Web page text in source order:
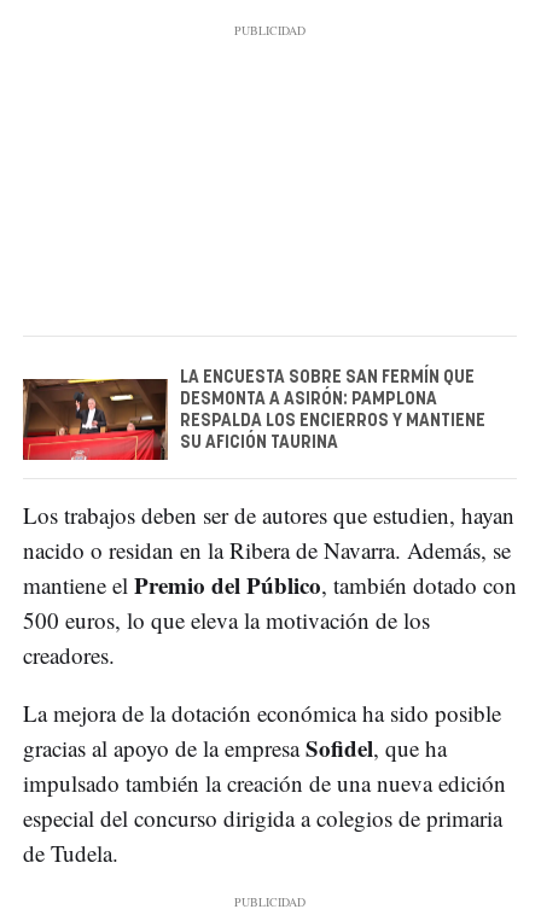
LA ENCUESTA SOBRE SAN FERMÍN QUE
DESMONTA A ASIRÓN: PAMPLONA
RESPALDA LOS ENCIERROS Y MANTIENE
SU AFICIÓN TAURINA
Los trabajos deben ser de autores que estudien, hayan
nacido o residan en la Ribera de Navarra. Además, se
mantiene el Premio del Público, también dotado con
500 euros, lo que eleva la motivación de los
creadores.
La mejora de la dotación económica ha sido posible
gracias al apoyo de la empresaSofidel, que ha
impulsado también la creación de una nueva edición
especial del concurso dirigida a colegios de primaria
de Tudela.